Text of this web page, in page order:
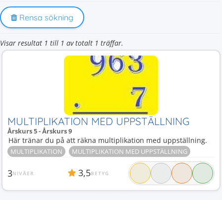
Rensa sökning
Visar resultat 1 till 1 av totalt 1 träffar.
MULTIPLIKATION MED UPPSTÄLLNING
Årskurs 5 - Årskurs 9
Här tränar du på att räkna multiplikation med uppställning.
MULTIPLIKATION MULTIPLIKATION MED UPPSTÄLLNING
3NIVÅER 3,5BETYG